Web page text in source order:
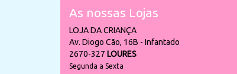
As nossas Lojas
LOJA DA CRIANÇA
Av. Diogo Cão, 16B - Infantado
2670-327 LOURES
Segunda a Sexta